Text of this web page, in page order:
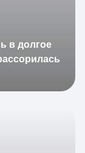
в долгое